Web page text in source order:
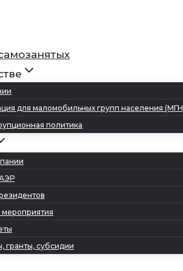
для маломобильных групп населения
политика
гранты, субсидии